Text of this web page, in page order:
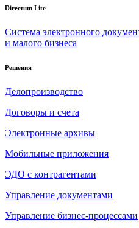
Directum Lite
Система электронного
и малого бизнеса
Решения
Делопроизводство
Договоры и счета
Электронные архивы
Мобильные приложения
ЭДО с контрагентами
Управление документами
Управление бизнес-процессами